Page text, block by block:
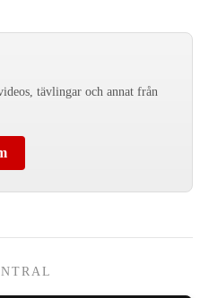
tävlingar och annat från